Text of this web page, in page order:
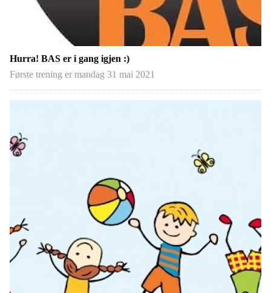
Hurra! BAS er i gang igjen :)
Første trening er mandag 31 mai 2021